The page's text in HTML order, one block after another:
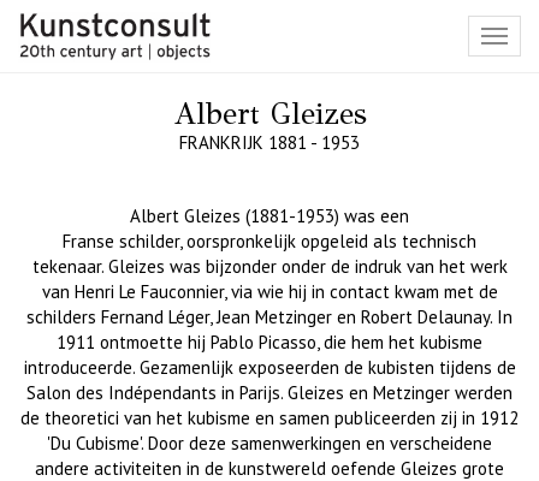
Albert Gleizes
FRANKRIJK 1881 - 1953
Albert Gleizes (1881-1953) was een
Franse schilder,oorspronkelijk opgeleid als technisch
tekenaar. Gleizes was bijzonder onder de indruk van het werk
van Henri Le Fauconnier, via wie hij in contact kwam met de
schilders Fernand Léger, Jean Metzinger en Robert Delaunay. In
1911 ontmoette hij Pablo Picasso, die hem het kubisme
introduceerde. Gezamenlijk exposeerden de kubisten tijdens de
Salon des Indépendants in Parijs. Gleizes en Metzinger werden
de theoretici van het kubisme en samen publiceerden zij in 1912
'Du Cubisme'. Door deze samenwerkingen en verscheidene
andere activiteiten in de kunstwereld oefende Gleizes grote